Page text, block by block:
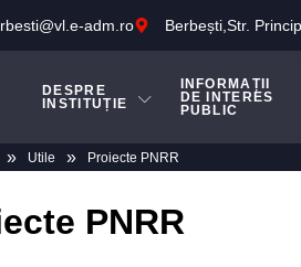
adm.ro Berbești,Str.
DESPRE
INSTITUȚIE
INFORMAȚII
DE INTERES
PUBLIC
» Utile » Proiecte PNRR
PNRR